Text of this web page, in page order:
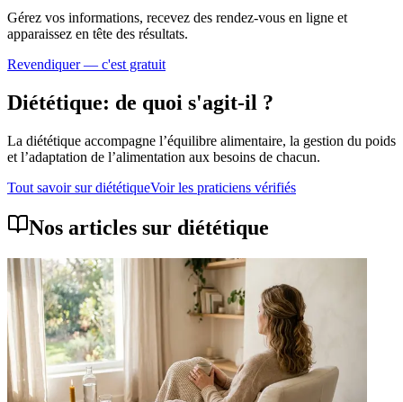
Gérez vos informations, recevez des rendez-vous en ligne et
apparaissez en tête des résultats.
Revendiquer — c'est gratuit
Diététique: de quoi s'agit-il ?
La diététique accompagne l’équilibre alimentaire, la gestion du poids
et l’adaptation de l’alimentation aux besoins de chacun.
Tout savoir surdiététiqueVoir les praticiens vérifiés
Nos articles sur diététique